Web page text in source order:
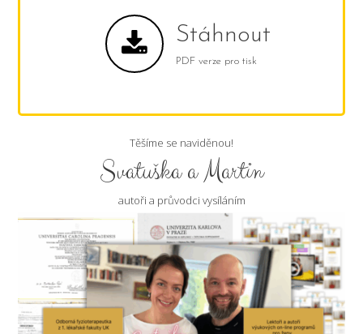
Stáhnout
PDF verze pro tisk
Těšíme se naviděnou!
Svatuška a Martin
autoři a průvodci vysíláním